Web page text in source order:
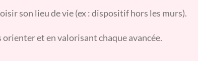
son lieu de vie (ex : dispositif hors les murs).
et en valorisant chaque avancée.